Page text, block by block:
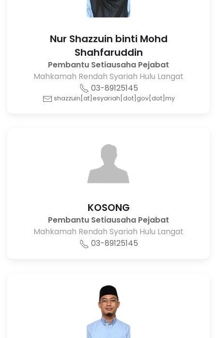
Nur Shazzuin binti Mohd
Shahfaruddin
Pembantu Setiausaha Pejabat
Mahkamah Rendah Syariah Hulu Langat
03-89125145
shazzuin[at]esyariah[dot]gov[dot]my
KOSONG
Pembantu Setiausaha Pejabat
Mahkamah Rendah Syariah Hulu Langat
03-89125145